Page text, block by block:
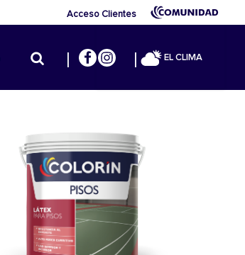
Acceso Clientes
EL CLIMA